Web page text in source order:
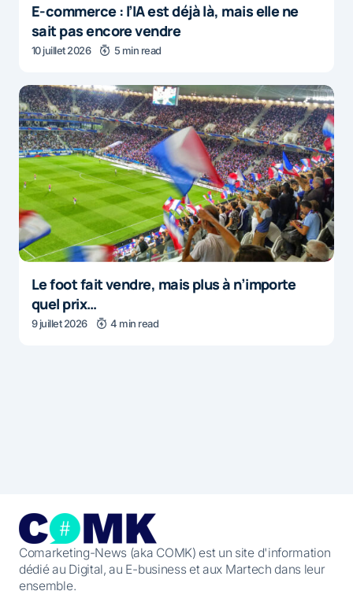
E-commerce : l’IA est déjà là, mais elle ne
sait pas encore vendre
10 juillet 2026 5 min read
Le foot fait vendre, mais plus à n’importe
quel prix…
9 juillet 2026 4 min read
Comarketing-News (aka COMK) est un site d'information
dédié au Digital, au E-business et aux Martech dans leur
ensemble.